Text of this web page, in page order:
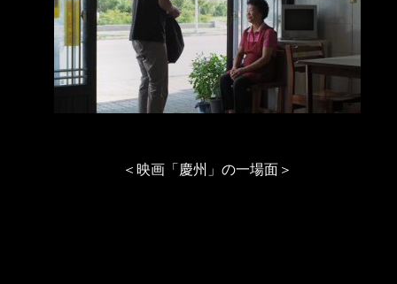
＜映画「慶州」の一場面＞